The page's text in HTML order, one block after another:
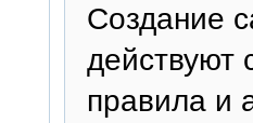
Создание
действуют
правила и